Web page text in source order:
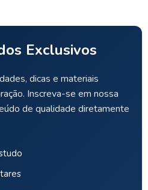
Exclusivos
dicas e materiais
Inscreva-se em nossa
de qualidade diretamente